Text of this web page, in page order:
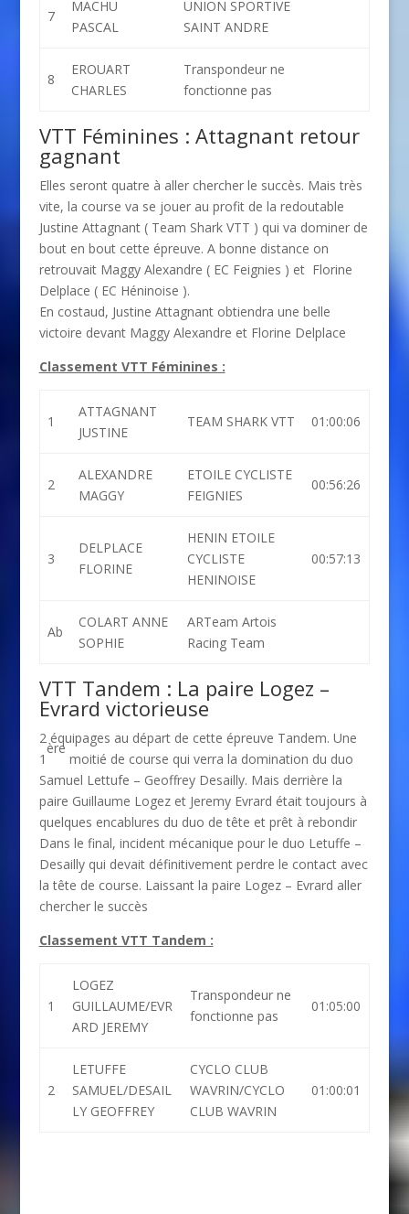
7
MACHU
PASCAL
UNION SPORTIVE
SAINT ANDRE
8
EROUART
CHARLES
Transpondeur ne
fonctionne pas
VTT Féminines : Attagnant retour
gagnant
Elles seront quatre à aller chercher le succès. Mais très
vite, la course va se jouer au profit de la redoutable
Justine Attagnant ( Team Shark VTT ) qui va dominer de
bout en bout cette épreuve. A bonne distance on
retrouvait Maggy Alexandre ( EC Feignies ) et Florine
Delplace ( EC Héninoise ).
En costaud, Justine Attagnant obtiendra une belle
victoire devant Maggy Alexandre et Florine Delplace
Classement VTT Féminines :
1
ATTAGNANT
JUSTINE
TEAM SHARK VTT 01:00:06
2
ALEXANDRE
MAGGY
ETOILE CYCLISTE
FEIGNIES
00:56:26
3
DELPLACE
FLORINE
HENIN ETOILE
CYCLISTE
HENINOISE
00:57:13
Ab
COLART ANNE
SOPHIE
ARTeam Artois
Racing Team
VTT Tandem : La paire Logez –
Evrard victorieuse
2 équipages au départ de cette épreuve Tandem. Une
1
ère
moitié de course qui verra la domination du duo
Samuel Lettufe – Geoffrey Desailly. Mais derrière la
paire Guillaume Logez et Jeremy Evrard était toujours à
quelques encablures du duo de tête et prêt à rebondir
Dans le final, incident mécanique pour le duo Letuffe –
Desailly qui devait définitivement perdre le contact avec
la tête de course. Laissant la paire Logez – Evrard aller
chercher le succès
Classement VTT Tandem :
1
LOGEZ
GUILLAUME/EVR
ARD JEREMY
Transpondeur ne
fonctionne pas
01:05:00
2
LETUFFE
SAMUEL/DESAIL
LY GEOFFREY
CYCLO CLUB
WAVRIN/CYCLO
CLUB WAVRIN
01:00:01